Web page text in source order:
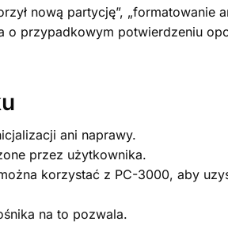
nową partycję”, „formatowanie
przypadkowym potwierdzeniu
ani naprawy.
przez użytkownika.
korzystać z PC-3000, aby
na to pozwala.